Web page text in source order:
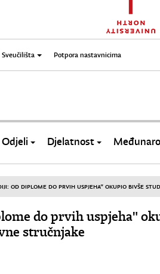
Sveučilišta Potpora nastavnicima
Odjeli Djelatnost
OD DIPLOME DO PRVIH USPJEHA” OKUPIO BIVŠE
do prvih uspjeha"
stručnjake